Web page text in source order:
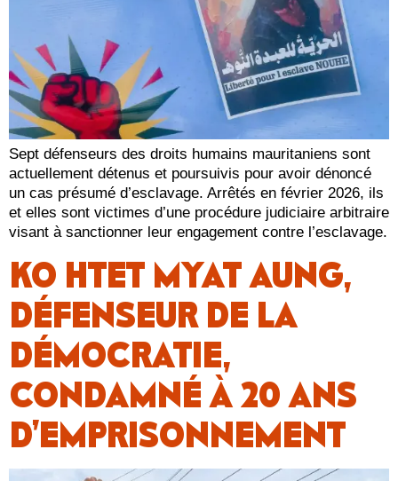
Sept défenseurs des droits humains mauritaniens sont
actuellement détenus et poursuivis pour avoir dénoncé
un cas présumé d’esclavage. Arrêtés en février 2026, ils
et elles sont victimes d’une procédure judiciaire arbitraire
visant à sanctionner leur engagement contre l’esclavage.
KO HTET MYAT AUNG,
DÉFENSEUR DE LA
DÉMOCRATIE,
CONDAMNÉ À 20 ANS
D’EMPRISONNEMENT